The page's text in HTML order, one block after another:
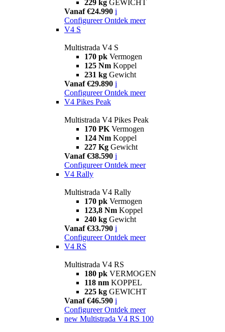
229 kg GEWICHT
Vanaf €24.990 i
Configureer Ontdek meer
V4 S
Multistrada V4 S
170 pk Vermogen
125 Nm Koppel
231 kg Gewicht
Vanaf €29.890 i
Configureer Ontdek meer
V4 Pikes Peak
Multistrada V4 Pikes Peak
170 PK Vermogen
124 Nm Koppel
227 Kg Gewicht
Vanaf €38.590 i
Configureer Ontdek meer
V4 Rally
Multistrada V4 Rally
170 pk Vermogen
123,8 Nm Koppel
240 kg Gewicht
Vanaf €33.790 i
Configureer Ontdek meer
V4 RS
Multistrada V4 RS
180 pk VERMOGEN
118 nm KOPPEL
225 kg GEWICHT
Vanaf €46.590 i
Configureer Ontdek meer
new Multistrada V4 RS 100